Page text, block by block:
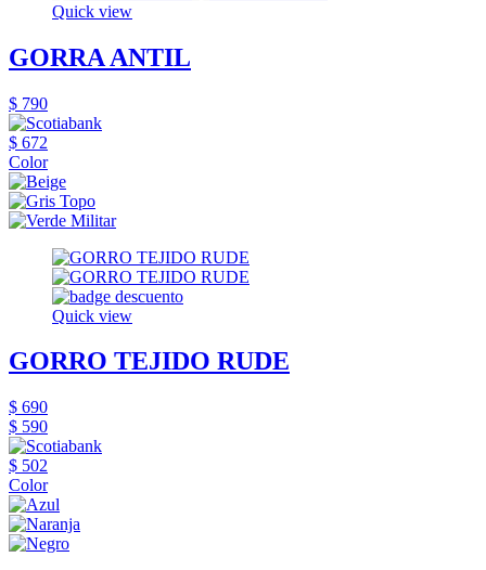
Quick view
GORRA ANTIL
$ 790
$ 672
Color
Quick view
GORRO TEJIDO RUDE
$ 690
$ 590
$ 502
Color